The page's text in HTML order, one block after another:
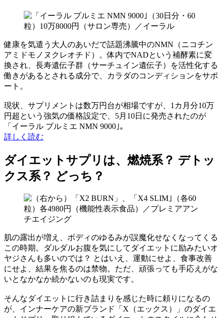
健康を気遣う大人のあいだで話題沸騰中のNMN（ニコチン
アミドモノヌクレオチド）。体内でNADという補酵素に変
換され、長寿遺伝子群（サーチュイン遺伝子）を活性化する
働きがあるとされる成分で、カラダのコンディションをサポ
ート。
現状、サプリメントは数万円台が相場ですが、1カ月分10万
円超という強気の価格設定で、5月10日に発売されたのが
「イーラル プルミエ NMN 9000｣。
詳しく読む
ダイエットサプリは、燃焼系？ デトッ
クス系？ どっち？
肌の露出が増え、ボディのゆるみが誤魔化せなくなってくる
この時期。ダルダルお腹を気にしてダイエットに励みたいオ
ヤジさんも多いのでは？ とはいえ、運動にせよ、食事改善
にせよ、結果を焦るのは禁物。ただ、頑張っても手応えがな
いとなかなか続かないのも現実です。
そんなダイエットに行き詰まりを感じた時に頼りになるの
が、インナーケアの新ブランド「X（エックス）」のダイエ